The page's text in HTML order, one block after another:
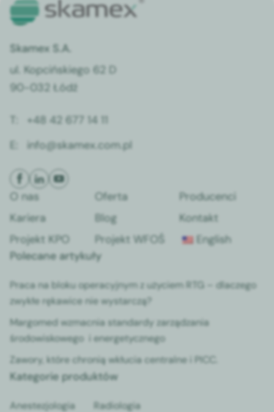
Skamex S.A.
ul. Kopcińskiego 62 D
90-032 Łódź
T:
+48 42 677 14 11
E:
info@skamex.com.pl
O nas Oferta
Producenci
Kariera
Blog
Kontakt
Projekt KPO
Projekt WFOŚ
English
Polecane artykuły
Praca na bloku operacyjnym z użyciem RTG – dlaczego
zwykłe rękawice nie wystarczą?
Margomed wzmacnia standardy zarządzania
środowiskowego i energetycznego
Zawory, które chronią wkłucia centralne i PICC.
Kategorie produktów
Anestezjologia Radiologia